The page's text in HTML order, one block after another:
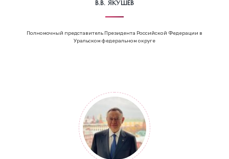
В.В. Якушев
Полномочный представитель Президента Российской Федерации в
Уральском федеральном округе